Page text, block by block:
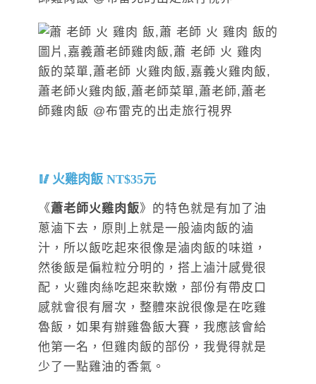
火雞肉飯 NT$35元
《蕭老師火雞肉飯》 的特色就是有加了油
蔥滷下去，原則上就是一般滷肉飯的滷
汁，所以飯吃起來很像是滷肉飯的味道，
然後飯是偏粒粒分明的，搭上滷汁感覺很
配，火雞肉絲吃起來軟嫩，部份有帶皮口
感就會很有層次，整體來說很像是在吃雞
魯飯，如果有辦雞魯飯大賽，我應該會給
他第一名，但雞肉飯的部份，我覺得就是
少了一點雞油的香氣。